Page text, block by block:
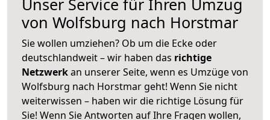
von Wolfsburg nach Horstmar
Sie wollen umziehen? Ob um die Ecke oder
deutschlandweit – wir haben das richtige
Netzwerkan unserer Seite, wenn es Umzüge von
Wolfsburg nach Horstmar geht! Wenn Sie nicht
weiterwissen – haben wir die richtige Lösung für
Sie! Wenn Sie Antworten auf Ihre Fragen wollen,